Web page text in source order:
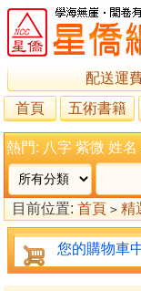
配送運
首頁
五術書籍
熱門: 八字 紫微 姓名
目前位置: 首頁 > 精
您的購物車